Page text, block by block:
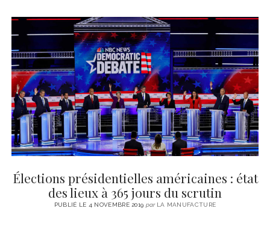
Élections présidentielles américaines : état
des lieux à 365 jours du scrutin
PUBLIÉ LE 4 NOVEMBRE 2019 parLA MANUFACTURE